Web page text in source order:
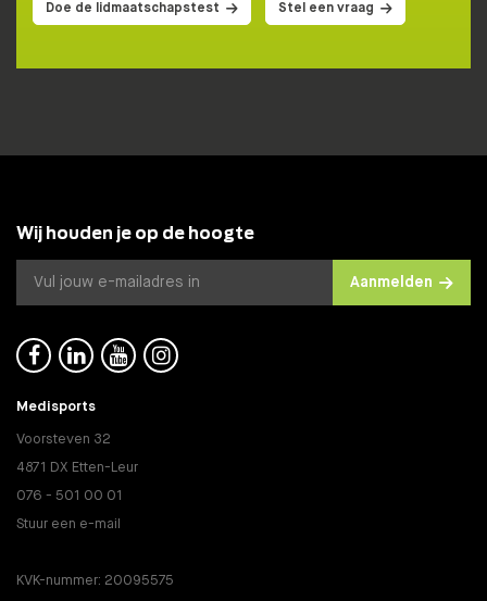
Doe de lidmaatschapstest Stel een vraag
Wij houden je op de hoogte
Aanmelden
   
Medisports
Voorsteven 32
4871 DX Etten-Leur
076 - 501 00 01
Stuur een e-mail
KVK-nummer: 20095575